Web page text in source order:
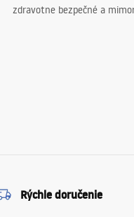
zdravotne bezpečné a
Rýchle doručenie